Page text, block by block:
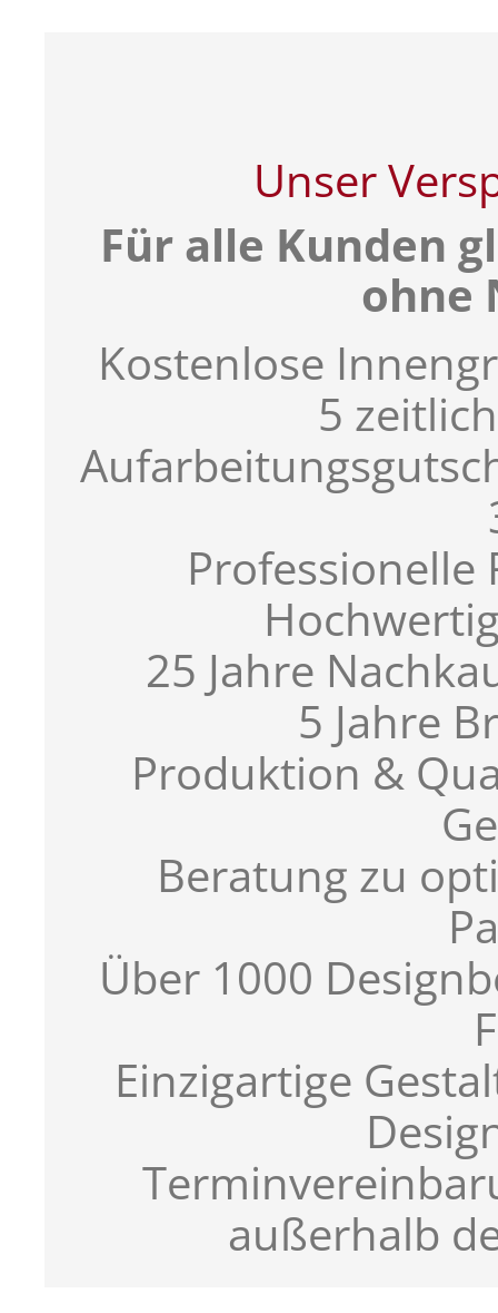
Unser
Für alle Kunden
ohne
Kostenlose
5
Professionelle
25 Jahre
5 Jahre
Produktion &
Beratung zu
Über 1000
Einzigartige
außerhalb